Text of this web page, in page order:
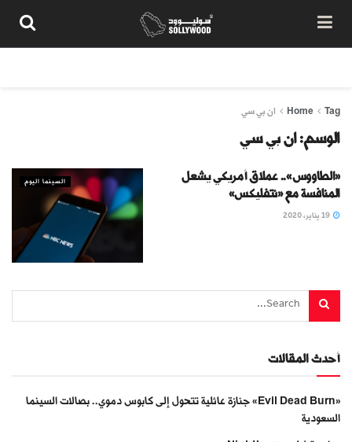
Home Tag ان بي سي
الوسم:ان بي سي
السينما اليوم
«الطاووس».. عملاق أمريكي يشعل
المنافسة مع «نتفليكس»
أحدث المقالات
«Evil Dead Burn» جنازة عائلية تتحول إلى كابوس دموي.. بصالات السينما
السعودية